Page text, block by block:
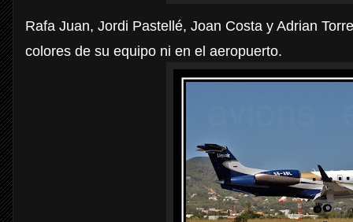
Rafa Juan, Jordi Pastellé, Joan Costa y Adrian
colores de su equipo ni en el aeropuerto.